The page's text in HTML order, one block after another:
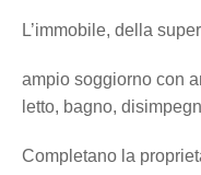
L’immobile, della
ampio soggiorno con
letto, bagno,
Completano la